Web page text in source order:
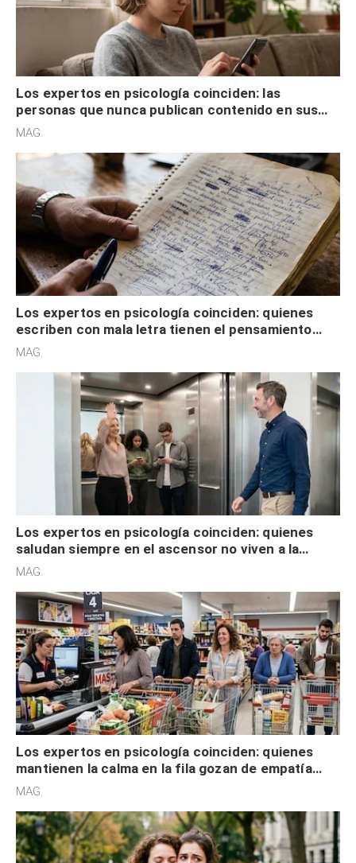
Los expertos en psicología coinciden: las
personas que nunca publican contenido en sus
redes sociales no pretenden buscar validación
MAG.
Los expertos en psicología coinciden: quienes
escriben con mala letra tienen el pensamiento
acelerado y no lo hacen por desinterés
MAG.
Los expertos en psicología coinciden: quienes
saludan siempre en el ascensor no viven a la
defensiva y tienen apertura social
MAG.
Los expertos en psicología coinciden: quienes
mantienen la calma en la fila gozan de empatía
cognitiva, gratitud y no solo tienen autocontrol
MAG.